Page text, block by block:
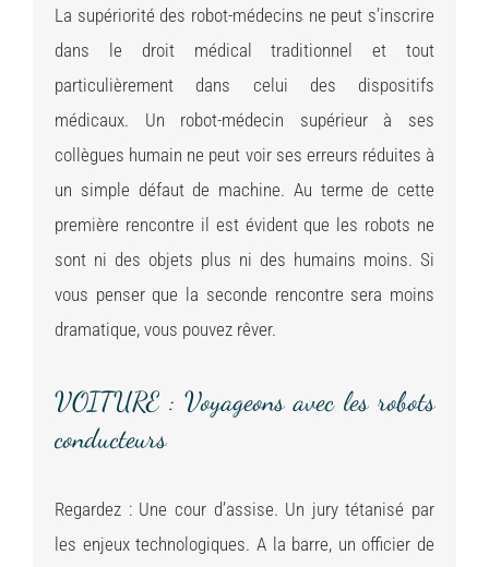
La supériorité des robot-médecins ne peut s’inscrire
dans le droit médical traditionnel et tout
particulièrement dans celui des dispositifs
médicaux. Un robot-médecin supérieur à ses
collègues humain ne peut voir ses erreurs réduites à
un simple défaut de machine. Au terme de cette
première rencontre il est évident que les robots ne
sont ni des objets plus ni des humains moins. Si
vous penser que la seconde rencontre sera moins
dramatique, vous pouvez rêver.
VOITURE : Voyageons avec les robots
conducteurs
Regardez : Une cour d’assise. Un jury tétanisé par
les enjeux technologiques. A la barre, un officier de